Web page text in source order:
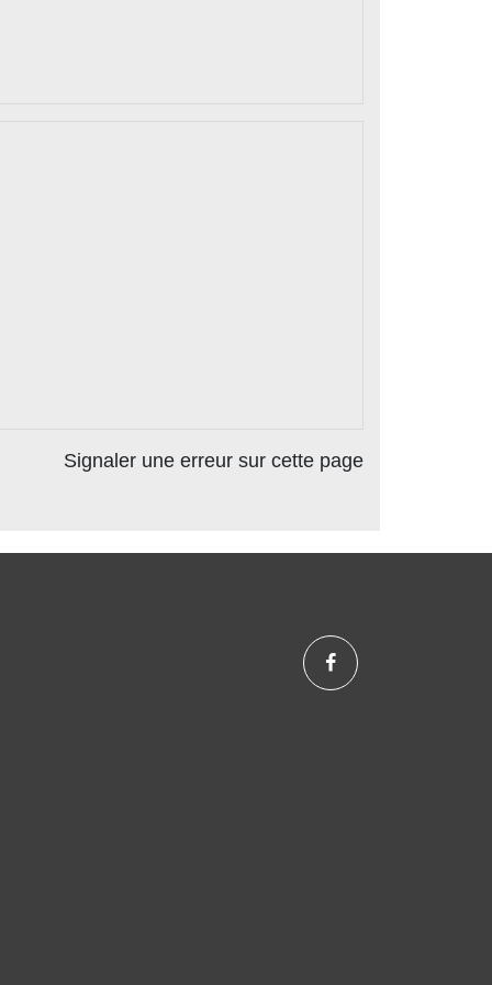
Signaler une erreur sur cette page